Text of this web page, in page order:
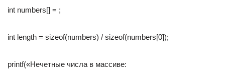
int numbers[] = ;
int length = sizeof(numbers) / sizeof(numbers[0]);
printf(«Нечетные числа в массиве: